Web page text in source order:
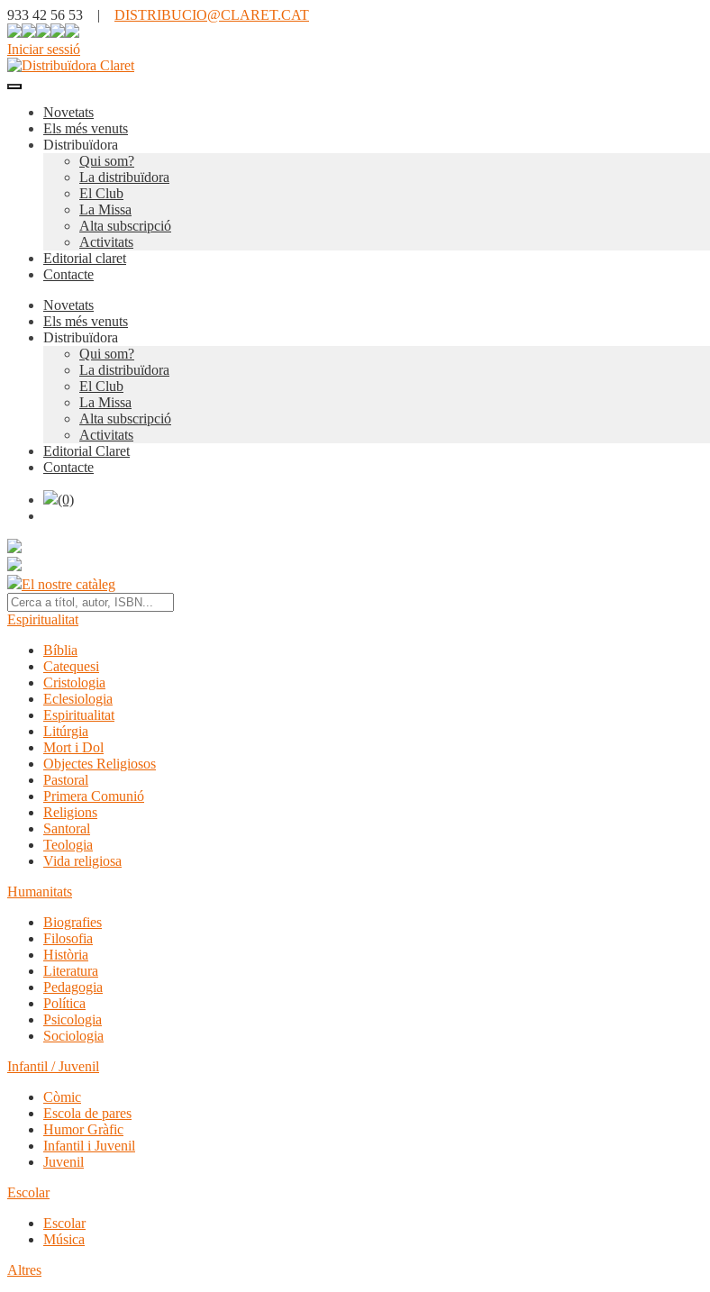
933 42 56 53 | DISTRIBUCIO@CLARET.CAT
Iniciar sessió
Novetats
Els més venuts
Distribuïdora
Qui som?
La distribuïdora
El Club
La Missa
Alta subscripció
Activitats
Editorial claret
Contacte
Novetats
Els més venuts
Distribuïdora
Qui som?
La distribuïdora
El Club
La Missa
Alta subscripció
Activitats
Editorial Claret
Contacte
(0)
El nostre catàleg
Espiritualitat
Bíblia
Catequesi
Cristologia
Eclesiologia
Espiritualitat
Litúrgia
Mort i Dol
Objectes Religiosos
Pastoral
Primera Comunió
Religions
Santoral
Teologia
Vida religiosa
Humanitats
Biografies
Filosofia
Història
Literatura
Pedagogia
Política
Psicologia
Sociologia
Infantil / Juvenil
Còmic
Escola de pares
Humor Gràfic
Infantil i Juvenil
Juvenil
Escolar
Escolar
Música
Altres